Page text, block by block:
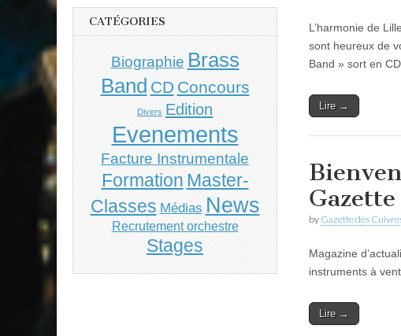
L’harmonie de
sont heureux de
Band » sort en
Lire →
by Gazette des
Magazine
instruments à
Lire →
CATÉGORIES
Biographie Brass
Band CD Concours
Divers Edition
Evenements
Facture Instrumentale
Formation Master-
Classes Médias News
Recrutement orchestre
Stages